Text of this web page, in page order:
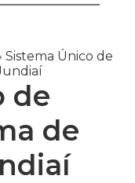
Sistema Único de
de
de